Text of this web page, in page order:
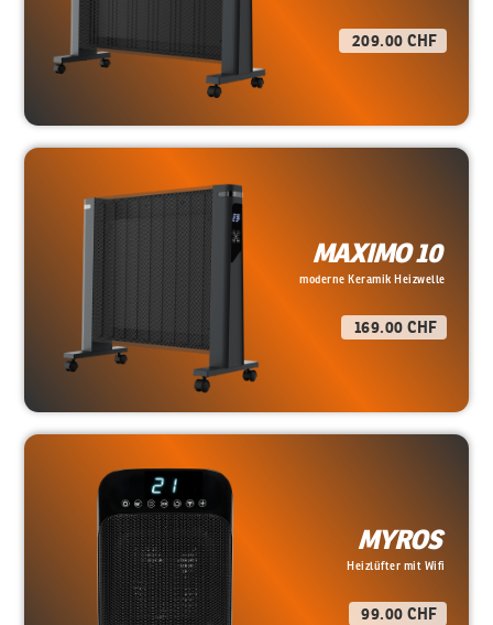
209.00 CHF
MAXIMO 10
moderne Keramik Heizwelle
169.00 CHF
MYROS
Heizlüfter mit Wifi
99.00 CHF